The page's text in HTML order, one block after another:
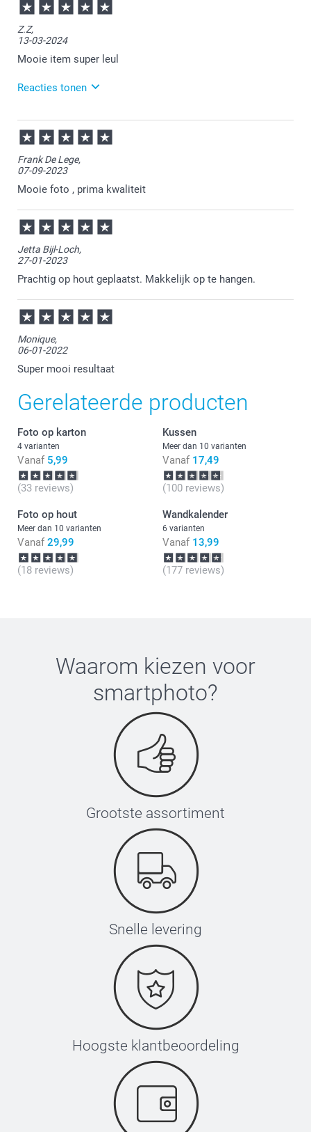
16:27
Bedankt voor je review. Fijn om te horen dat je
en wellicht tot een volgende keer!
Z.Z,
13-03-2024
Mooie item super leul
Reacties tonen
14-03-2024
15:55
Bedankt voor je review. Wat leuk te horen dat je
tevreden bent over je bestelde foto op hout. Heel
veel plezier ervan en wellicht tot een volgende keer.
Frank De Lege,
07-09-2023
Mooie foto , prima kwaliteit
Jetta Bijl-Loch,
27-01-2023
Prachtig op hout geplaatst. Makkelijk op te hangen.
Monique,
06-01-2022
Super mooi resultaat
Gerelateerde producten
Foto op karton
4 varianten
Vanaf 5,99
(33 reviews)
Kussen
Meer dan 10 varianten
Vanaf 17,49
(100 reviews)
Foto op hout
Meer dan 10 varianten
Vanaf 29,99
(18 reviews)
Wandkalender
6 varianten
Vanaf 13,99
(177 reviews)
Waarom kiezen voor
smartphoto?
Grootste assortiment
Snelle levering
Hoogste klantbeoordeling